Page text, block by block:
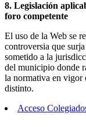
8. Legislación
foro competente
El uso de la Web se
controversia que
sometido a la
del municipio donde
la normativa en vigor
distinto.
Acceso